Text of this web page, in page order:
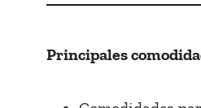
Principales